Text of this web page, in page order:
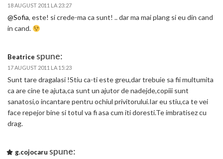
18 AUGUST 2011 LA 23:27
@Sofia, este! si crede-ma ca sunt! .. dar ma mai plang si eu din cand
in cand.
Beatrice spune:
17 AUGUST 2011 LA 15:23
Sunt tare dragalasi !Stiu ca-ti este greu,dar trebuie sa fii multumita
ca are cine te ajuta,ca sunt un ajutor de nadejde,copiii sunt
sanatosi,o incantare pentru ochiul privitorului.Iar eu stiu,ca te vei
face repejor bine si totul va fi asa cum iti doresti.Te imbratisez cu
drag.
g.cojocaru spune: